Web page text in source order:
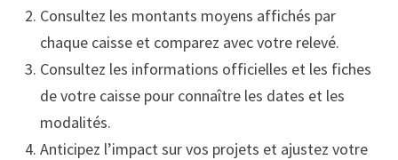
Consultez les montants moyens affichés par
chaque caisse et comparez avec votre relevé.
Consultez les informations officielles et les fiches
de votre caisse pour connaître les dates et les
modalités.
Anticipez l’impact sur vos projets et ajustez votre